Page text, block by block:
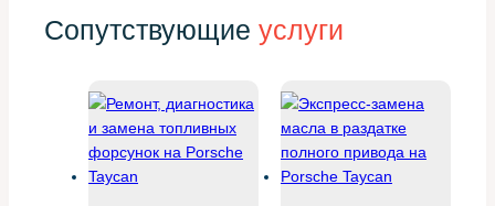
Сопутствующие услуги